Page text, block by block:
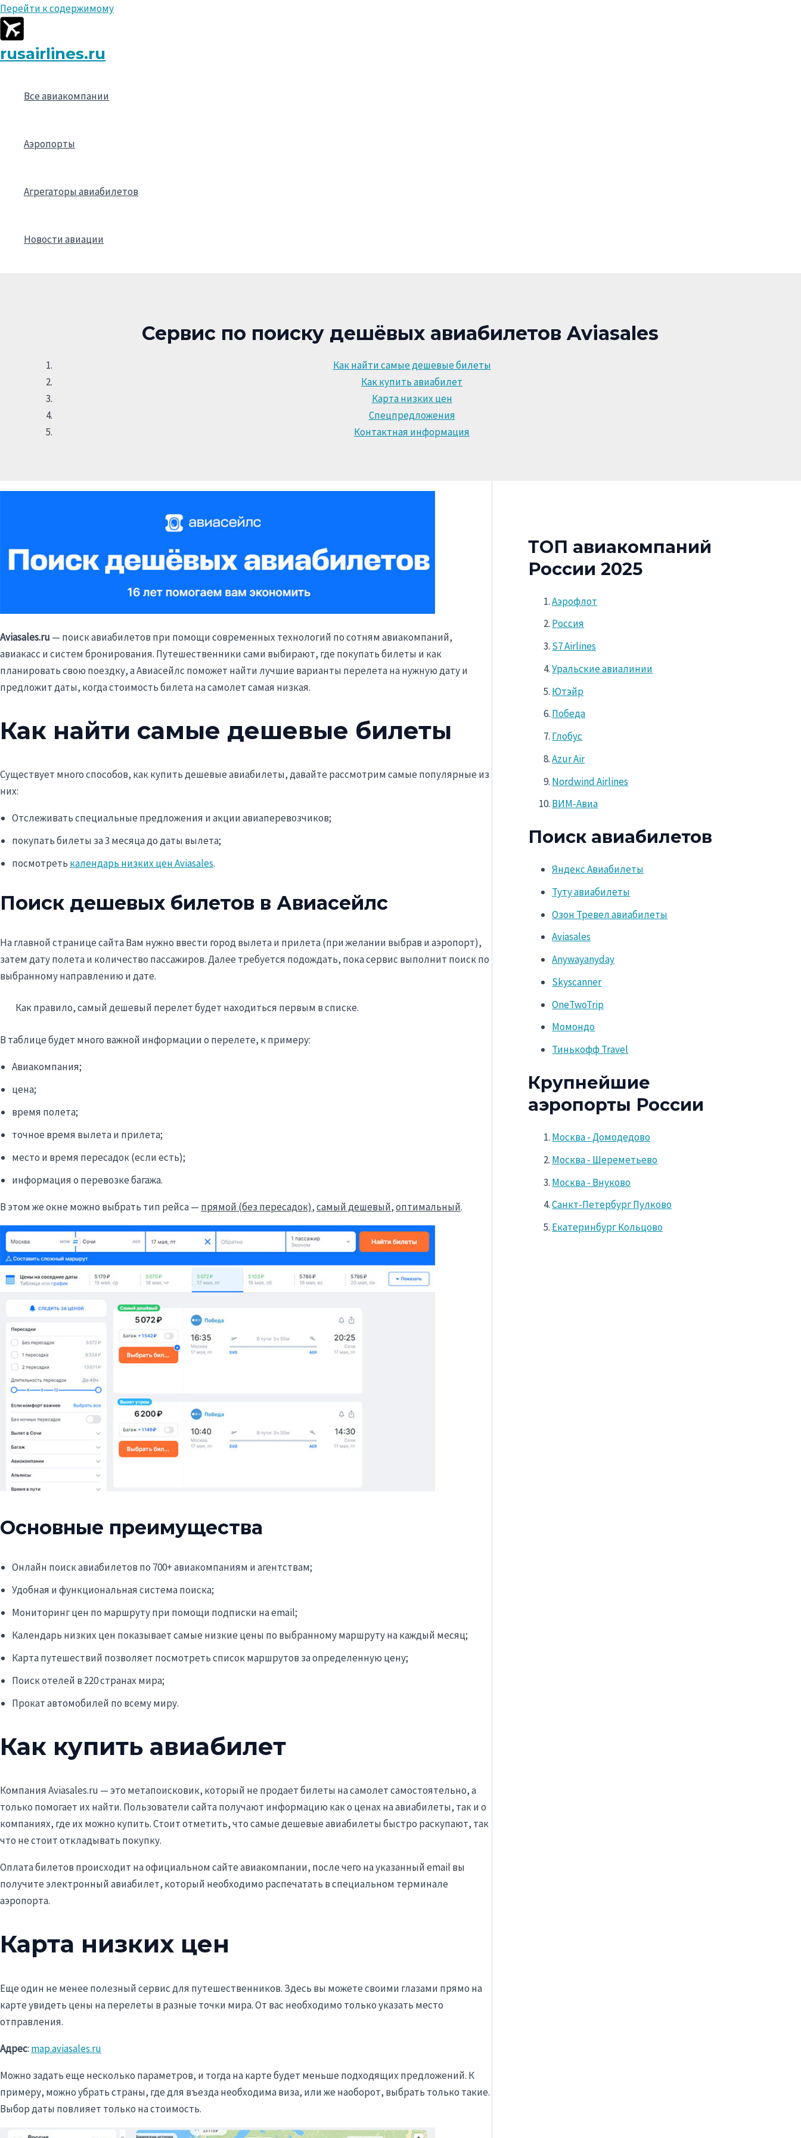
Перейти к содержимому
rusairlines.ru
Все авиакомпании
Аэропорты
Агрегаторы авиабилетов
Новости авиации
Сервис по поиску дешёвых авиабилетов Aviasales
Как найти самые дешевые билеты
Как купить авиабилет
Карта низких цен
Спецпредложения
Контактная информация
Aviasales.ru — поиск авиабилетов при помощи современных технологий по сотням авиакомпаний,
авиакасс и систем бронирования. Путешественники сами выбирают, где покупать билеты и как
планировать свою поездку, а Авиасейлс поможет найти лучшие варианты перелета на нужную дату и
предложит даты, когда стоимость билета на самолет самая низкая.
Как найти самые дешевые билеты
Существует много способов, как купить дешевые авиабилеты, давайте рассмотрим самые популярные из
них:
Отслеживать специальные предложения и акции авиаперевозчиков;
покупать билеты за 3 месяца до даты вылета;
посмотреть календарь низких цен Aviasales.
Поиск дешевых билетов в Авиасейлс
На главной странице сайта Вам нужно ввести город вылета и прилета (при желании выбрав и аэропорт),
затем дату полета и количество пассажиров. Далее требуется подождать, пока сервис выполнит поиск по
выбранному направлению и дате.
Как правило, самый дешевый перелет будет находиться первым в списке.
В таблице будет много важной информации о перелете, к примеру:
Авиакомпания;
цена;
время полета;
точное время вылета и прилета;
место и время пересадок (если есть);
информация о перевозке багажа.
В этом же окне можно выбрать тип рейса — прямой (без пересадок),самый дешевый,оптимальный.
Основные преимущества
Онлайн поиск авиабилетов по 700+ авиакомпаниям и агентствам;
Удобная и функциональная система поиска;
Мониторинг цен по маршруту при помощи подписки на email;
Календарь низких цен показывает самые низкие цены по выбранному маршруту на каждый месяц;
Карта путешествий позволяет посмотреть список маршрутов за определенную цену;
Поиск отелей в 220 странах мира;
Прокат автомобилей по всему миру.
Как купить авиабилет
Компания Aviasales.ru — это метапоисковик, который не продает билеты на самолет самостоятельно, а
только помогает их найти. Пользователи сайта получают информацию как о ценах на авиабилеты, так и о
компаниях, где их можно купить. Стоит отметить, что самые дешевые авиабилеты быстро раскупают, так
что не стоит откладывать покупку.
Оплата билетов происходит на официальном сайте авиакомпании, после чего на указанный email вы
получите электронный авиабилет, который необходимо распечатать в специальном терминале
аэропорта.
Карта низких цен
Еще один не менее полезный сервис для путешественников. Здесь вы можете своими глазами прямо на
карте увидеть цены на перелеты в разные точки мира. От вас необходимо только указать место
отправления.
Адрес: map.aviasales.ru
Можно задать еще несколько параметров, и тогда на карте будет меньше подходящих предложений. К
примеру, можно убрать страны, где для въезда необходима виза, или же наоборот, выбрать только такие.
Выбор даты повлияет только на стоимость.
ТОП авиакомпаний
России 2025
Аэрофлот
Россия
S7 Airlines
Уральские авиалинии
Ютэйр
Победа
Глобус
Azur Air
Nordwind Airlines
ВИМ-Авиа
Поиск авиабилетов
Яндекс Авиабилеты
Туту авиабилеты
Озон Тревел авиабилеты
Aviasales
Anywayanyday
Skyscanner
OneTwoTrip
Момондо
Тинькофф Travel
Крупнейшие
аэропорты России
Москва - Домодедово
Москва - Шереметьево
Москва - Внуково
Санкт-Петербург Пулково
Екатеринбург Кольцово